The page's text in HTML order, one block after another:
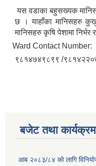
यस वडाका बहुसख्यक
छ । याहाँका मानिसहरु
मानिसहरु कृषि पेशामा निर्भर
Ward Contact Number:
९८१४७४९८९९ /
बजेट तथा कार्यक्रम
आब २०८३/८४ को लागि